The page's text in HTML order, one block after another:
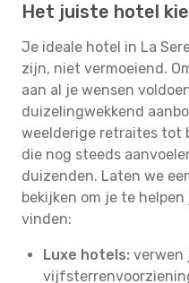
Het juiste hotel
Je ideale hotel in La
zijn, niet vermoeiend.
aan al je wensen
duizelingwekkend
weelderige retraites tot
die nog steeds
duizenden. Laten we
bekijken om je te
vinden:
Luxe hotels: verwen